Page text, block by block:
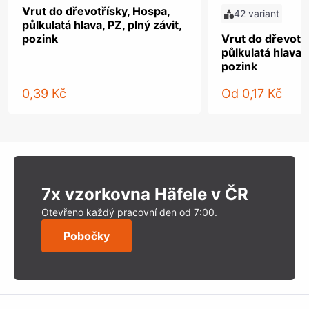
Vrut do dřevotřísky, Hospa,
půlkulatá hlava, PZ, plný závit,
pozink
0,39 Kč
42 variant
Vrut do
půlkulatá hlava,
pozink
Od 0,17 Kč
7x vzorkovna Häfele v ČR
Otevřeno každý pracovní den od 7:00.
Pobočky